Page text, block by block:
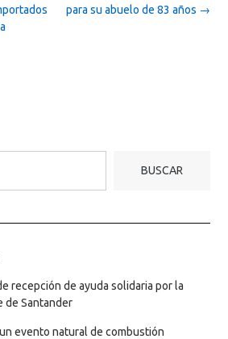
para su abuelo de 83 años →
BUSCAR
recepción de ayuda solidaria por la
de Santander
evento natural de combustión